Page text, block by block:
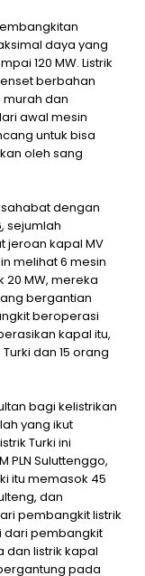
daya yang
120 MW. Listrik
berbahan
murah dan
awal mesin
untuk bisa
oleh sang
dengan
, sejumlah
jeroan kapal MV
melihat 6 mesin
MW, mereka
bergantian
beroperasi
kapal itu,
dan 15 orang
bagi kelistrikan
yang ikut
Turki ini
PLN Suluttenggo,
itu memasok 45
dan
pembangkit listrik
dari pembangkit
dan listrik kapal
pada